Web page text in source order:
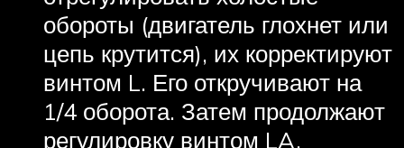
обороты (двигатель глохнет или
цепь крутится), их корректируют
винтом L. Его откручивают на
1/4 оборота. Затем продолжают
регулировку винтом LA,